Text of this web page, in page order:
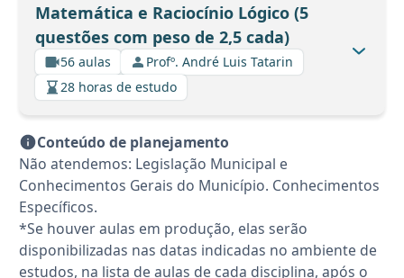
Matemática e Raciocínio Lógico (5
questões com peso de 2,5 cada)
56 aulas
Profº. André Luis Tatarin
28 horas de estudo
Conteúdo de planejamento
Não atendemos: Legislação Municipal e
Conhecimentos Gerais do Município. Conhecimentos
Específicos.
*Se houver aulas em produção, elas serão
disponibilizadas nas datas indicadas no ambiente de
estudos, na lista de aulas de cada disciplina, após o